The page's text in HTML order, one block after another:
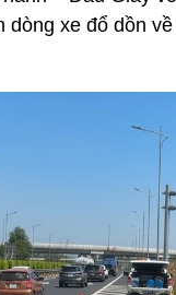
dòng xe đổ dồn